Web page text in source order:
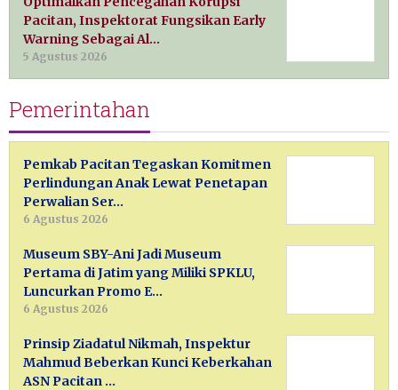
Pacitan, Inspektorat Fungsikan Early
Warning Sebagai Al…
5 Agustus 2026
Pemerintahan
Pemkab Pacitan Tegaskan Komitmen
Perlindungan Anak Lewat Penetapan
Perwalian Ser…
6 Agustus 2026
Museum SBY-Ani Jadi Museum
Pertama di Jatim yang Miliki SPKLU,
Luncurkan Promo E…
6 Agustus 2026
Prinsip Ziadatul Nikmah, Inspektur
Mahmud Beberkan Kunci Keberkahan
ASN Pacitan …